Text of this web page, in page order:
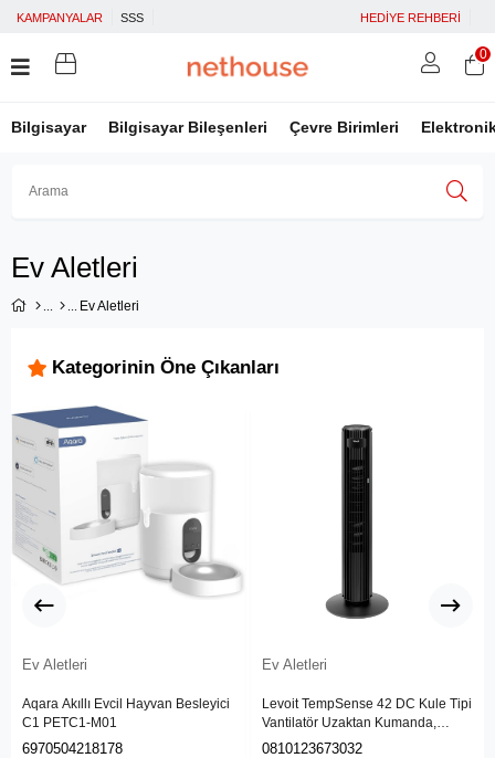
KAMPANYALAR SSS HEDİYE REHBERİ
Bilgisayar Bilgisayar Bileşenleri Çevre Birimleri
0
Ev Aletleri
Ev Aletleri
Kategorinin Öne Çıkanları
Ev Aletleri
Aqara Akıllı Evcil Hayvan Besleyici
C1 PETC1-M01
6970504218178
Ev Aletleri
Levoit TempSense 42 DC Kule Tipi
Vantilatör Uzaktan Kumanda,
Sessiz ve Güçlü Hava Akışı, 90
0810123673032